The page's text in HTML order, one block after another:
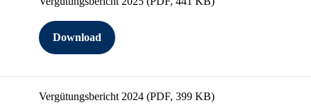
Download
Vergütungsbericht 2024 (PDF, 399 KB)